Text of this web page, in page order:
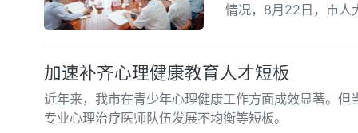
情况，8月22日，市人
加速补齐心理健康教育人才短板
近年来，我市在青少年心理健康工作方面成效显著。
专业心理治疗医师队伍发展不均衡等短板。